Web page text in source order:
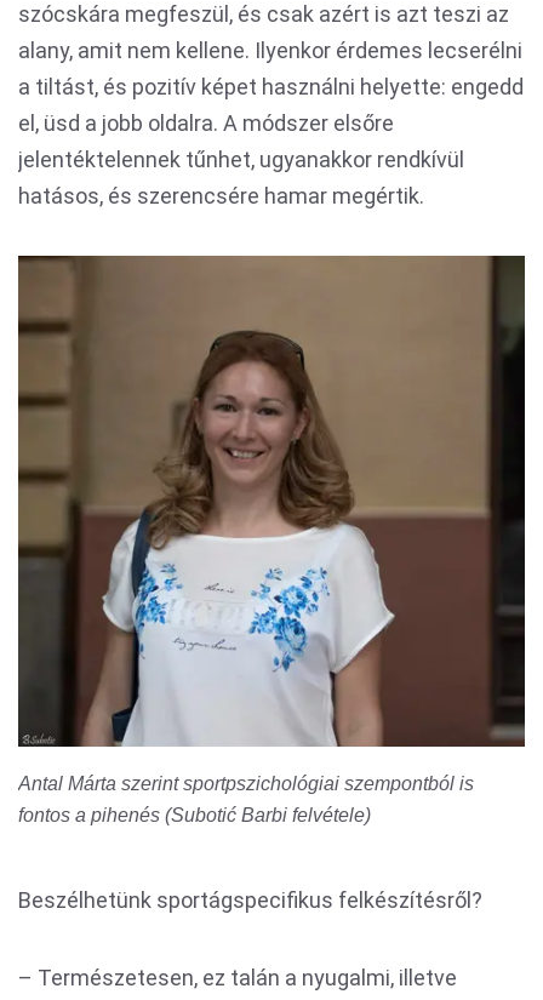
szócskára megfeszül, és csak azért is azt teszi az
alany, amit nem kellene. Ilyenkor érdemes lecserélni
a tiltást, és pozitív képet használni helyette: engedd
el, üsd a jobb oldalra. A módszer elsőre
jelentéktelennek tűnhet, ugyanakkor rendkívül
hatásos, és szerencsére hamar megértik.
Antal Márta szerint sportpszichológiai szempontból is
fontos a pihenés (Subotić Barbi felvétele)
Beszélhetünk sportágspecifikus felkészítésről?
– Természetesen, ez talán a nyugalmi, illetve